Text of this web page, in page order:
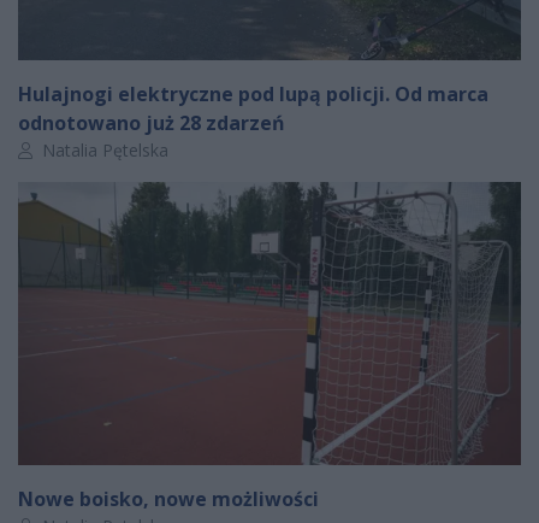
Hulajnogi elektryczne pod lupą policji. Od marca
odnotowano już 28 zdarzeń
Autor artykułu:
Natalia Pętelska
Nowe boisko, nowe możliwości